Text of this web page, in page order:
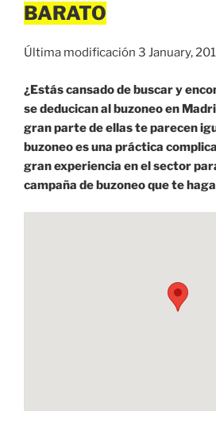
Última modificación 3 January,
¿Estás cansado de buscar y
se deducican al buzoneo en
gran parte de ellas te parecen
buzoneo es una práctica
gran experiencia en el sector
campaña de buzoneo que te